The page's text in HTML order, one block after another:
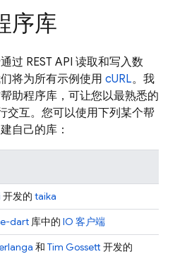
序库
过 REST API 读取和写入数
将为所有示例使用 cURL。我
助程序库，可让您以最熟悉的
交互。您可以使用下列某个帮
自己的库：
开发的 taika
dart 库中的 IO 客户端
和 Tim Gossett 开发的